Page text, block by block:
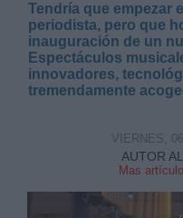
Tendría que empezar
periodista, pero que
inauguración de un
Espectáculos
innovadores,
tremendamente
AUTOR
Mas
VIERNES,
Destinatarios:
Derechos: